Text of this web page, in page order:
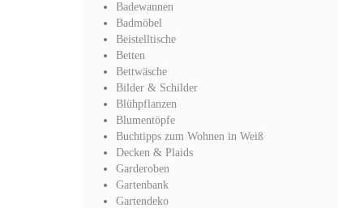
Badewannen
Badmöbel
Beistelltische
Betten
Bettwäsche
Bilder & Schilder
Blühpflanzen
Blumentöpfe
Buchtipps zum Wohnen in Weiß
Decken & Plaids
Garderoben
Gartenbank
Gartendeko